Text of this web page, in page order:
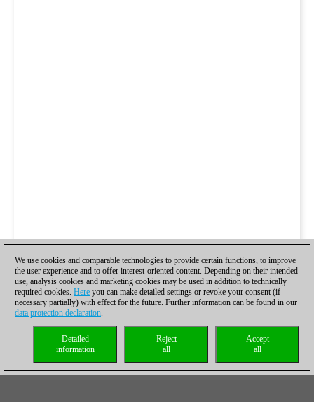
We use cookies and comparable technologies to provide certain functions, to improve
the user experience and to offer interest-oriented content. Depending on their intended
use, analysis cookies and marketing cookies may be used in addition to technically
required cookies. Here you can make detailed settings or revoke your consent (if
necessary partially) with effect for the future. Further information can be found in our
data protection declaration.
Accept
all
Reject
all
Detailed
information